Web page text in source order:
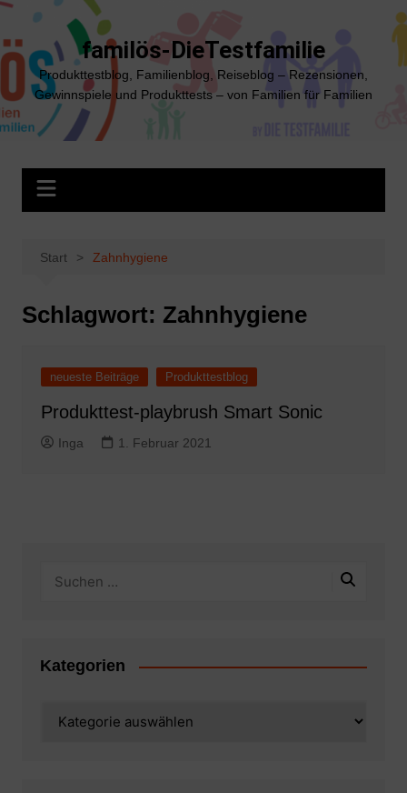
Zum
springen
familös-DieTestfamilie
Produkttestblog, Familienblog, Reiseblog – Rezensionen,
Gewinnspiele und Produkttests – von Familien für Familien
Start Zahnhygiene
Schlagwort: Zahnhygiene
neueste Beiträge Produkttestblog
Produkttest-playbrush Smart Sonic
Inga 1. Februar 2021
Kategorien